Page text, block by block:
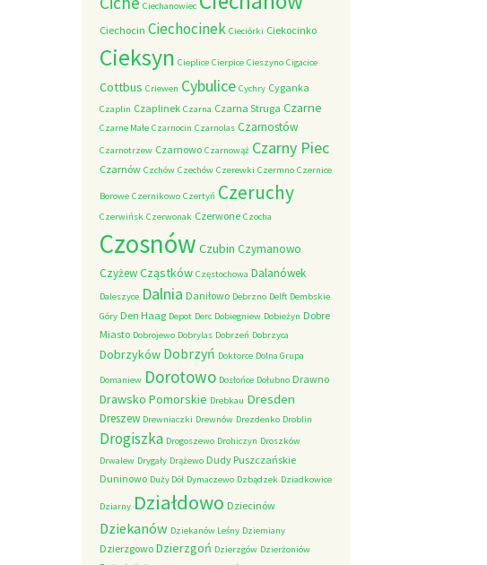
Ciechanowiec
Ciechocin Ciechocinek Cieciórki Ciekocinko
Cieksyn Cieplice Cierpice Cieszyno Cigacice
Cottbus Criewen Cybulice Cychry Cyganka
Czaplin Czaplinek Czarna Czarna Struga Czarne
Czarne Małe Czarnocin Czarnolas Czarnostów
Czarnotrzew Czarnowo Czarnowąż Czarny Piec
Czarnów Czchów Czechów Czerewki Czermno Czernice
Borowe Czernikowo Czertyń Czeruchy
Czerwińsk Czerwonak Czerwone Czocha
Czosnów Czubin Czymanowo
CzyżewCząstków Częstochowa Dalanówek
Daleszyce Dalnia Daniłowo Debrzno Delft Dembskie
Góry Den Haag Depot Derc Dobiegniew Dobieżyn Dobre
Miasto Dobrojewo Dobrylas Dobrzeń Dobrzyca
Dobrzyków Dobrzyń Doktorce Dolna Grupa
Domaniew Dorotowo Dosłońce Dołubno Drawno
Drawsko Pomorskie Drebkau Dresden
Dreszew Drewniaczki Drewnów Drezdenko Droblin
Drogiszka Drogoszewo Drohiczyn Droszków
Drwalew Drygały Drążewo Dudy Puszczańskie
Duninowo Duży Dół Dymaczewo Dzbądzek Dziadkowice
Dziarny Działdowo Dziecinów
Dziekanów Dziekanów Leśny Dziemiany
Dzierzgowo Dzierzgoń Dzierzgów Dzierżoniów